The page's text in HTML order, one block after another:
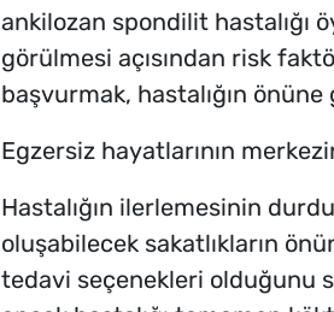
ankilozan spondilit hastalığı
görülmesi açısından risk
başvurmak, hastalığın önüne
Egzersiz hayatlarının
Hastalığın ilerlemesinin
oluşabilecek sakatlıkların
tedavi seçenekleri olduğunu